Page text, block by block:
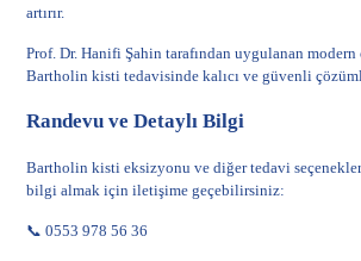
artırır.
Prof. Dr. Hanifi Şahin tarafından uygulanan
Bartholin kisti tedavisinde kalıcı ve güvenli
Randevu ve Detaylı Bilgi
Bartholin kisti eksizyonu ve diğer tedavi
bilgi almak için iletişime geçebilirsiniz:
📞 0553 978 56 36